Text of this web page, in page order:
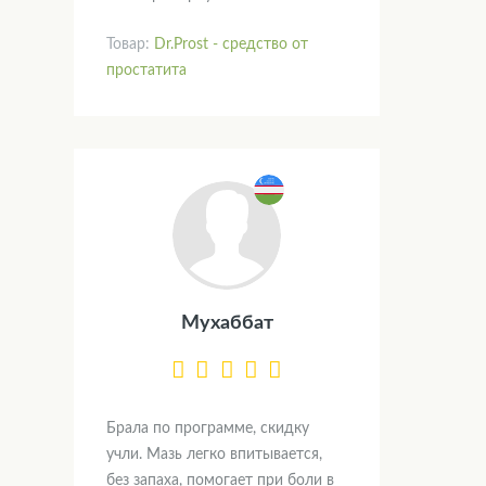
Товар: Dr.Prost - средство от
простатита
Мухаббат
Брала по программе, скидку
учли. Мазь легко впитывается,
без запаха, помогает при боли в